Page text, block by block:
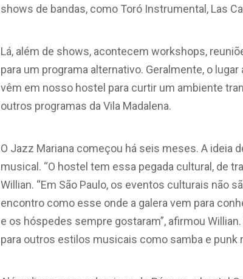
shows de bandas, como Toró Instrumental, Las
Lá, além de shows, acontecem workshops,
para um programa alternativo. Geralmente, o
vêm em nosso hostel para curtir um ambiente
outros programas da Vila Madalena.
O Jazz Mariana começou há seis meses. A ideia
musical. “O hostel tem essa pegada cultural, de
Willian. “Em São Paulo, os eventos culturais não
encontro como esse onde a galera vem para
e os hóspedes sempre gostaram”, afirmou
para outros estilos musicais como samba e punk